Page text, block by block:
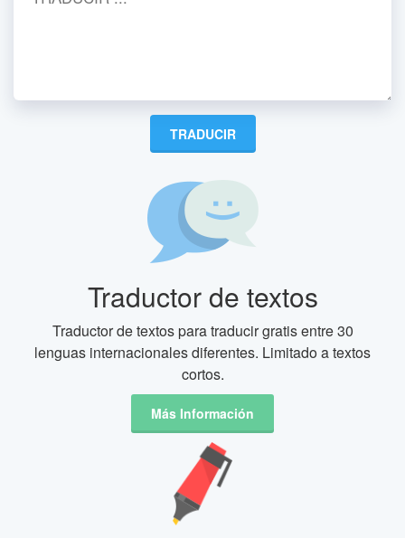
Traductor de textos
Traductor de textos para traducir gratis entre 30
lenguas internacionales diferentes. Limitado a textos
cortos.
Más Información